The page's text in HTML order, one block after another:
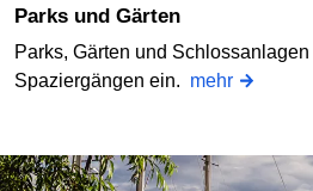
Parks und Gärten
Parks, Gärten und
Spaziergängen ein. mehr